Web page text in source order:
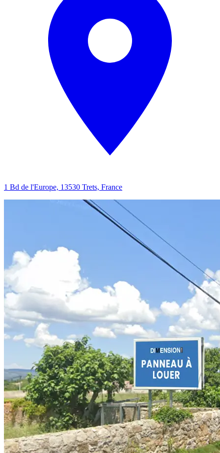
1 Bd de l'Europe, 13530 Trets, France